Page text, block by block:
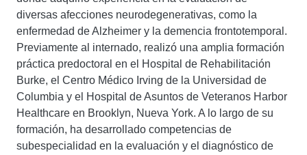
diversas afecciones neurodegenerativas, como la
enfermedad de Alzheimer y la demencia frontotemporal.
Previamente al internado, realizó una amplia formación
práctica predoctoral en el Hospital de Rehabilitación
Burke, el Centro Médico Irving de la Universidad de
Columbia y el Hospital de Asuntos de Veteranos Harbor
Healthcare en Brooklyn, Nueva York. A lo largo de su
formación, ha desarrollado competencias de
subespecialidad en la evaluación y el diagnóstico de